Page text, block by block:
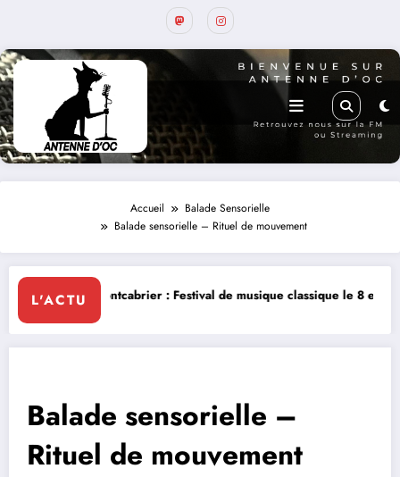
Accueil
Balade Sensorielle
Balade sensorielle – Rituel de mouvement
L'ACTU: Festival de musique classique le 8 et 9 août La Thérapie
Balade sensorielle –
Rituel de mouvement